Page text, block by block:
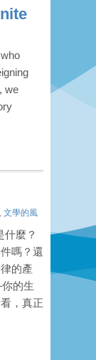
we
文學的風
什麼？
嗎？還
的產
的生
，真正